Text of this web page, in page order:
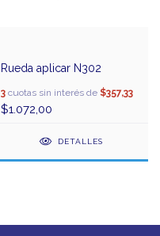
Rueda aplicar N302
3 cuotas sin interés de $357,33
$1.072,00
DETALLES